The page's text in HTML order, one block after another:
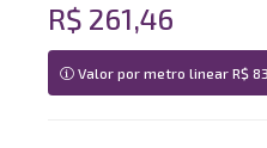
R$ 261,46
Valor por metro linear R$